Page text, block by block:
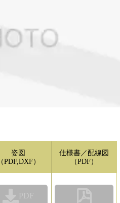
姿図
（PDF,DXF）
PDF
仕様書／配線図
（PDF）